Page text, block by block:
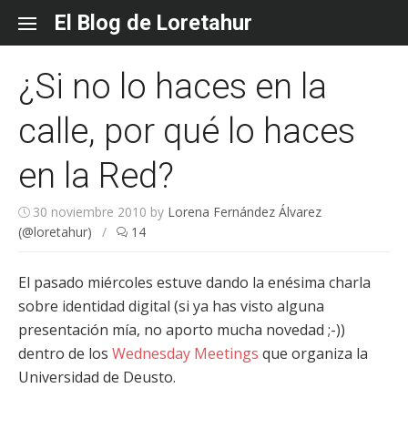
content
El Blog de Loretahur
¿Si no lo haces en la
calle, por qué lo haces
en la Red?
30 noviembre 2010 by Lorena Fernández Álvarez
(@loretahur)
/ 14
El pasado miércoles estuve dando la enésima charla
sobre identidad digital (si ya has visto alguna
presentación mía, no aporto mucha novedad ;-))
dentro de los Wednesday Meetings que organiza la
Universidad de Deusto.